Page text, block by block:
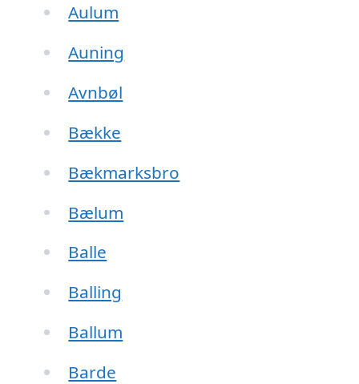
Aulum
Auning
Avnbøl
Bække
Bækmarksbro
Bælum
Balle
Balling
Ballum
Barde